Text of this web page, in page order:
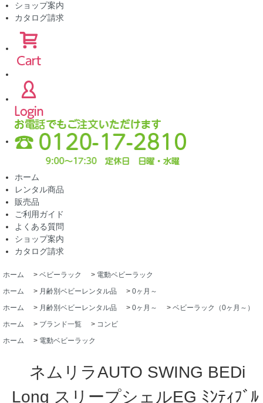
ショップ案内
カタログ請求
ホーム
レンタル商品
販売品
ご利用ガイド
よくある質問
ショップ案内
カタログ請求
ホーム > ベビーラック > 電動ベビーラック
ホーム
> 月齢別ベビーレンタル品 > 0ヶ月～
ホーム
> 月齢別ベビーレンタル品 > 0ヶ月～ > ベビーラック（0ヶ月～）
ホーム
> ブランド一覧 > コンビ
ホーム
> 電動ベビーラック
ネムリラAUTO SWING BEDi
Long スリープシェルEG ﾐﾝﾃｨﾌﾞﾙ